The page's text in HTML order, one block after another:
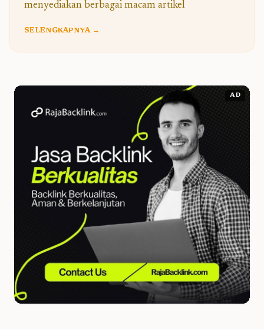
menyediakan berbagai macam artikel
SELENGKAPNYA →
AD